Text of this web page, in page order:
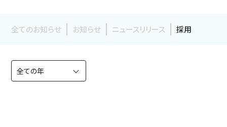
全てのお知らせ お知らせ ニュースリリース 採用